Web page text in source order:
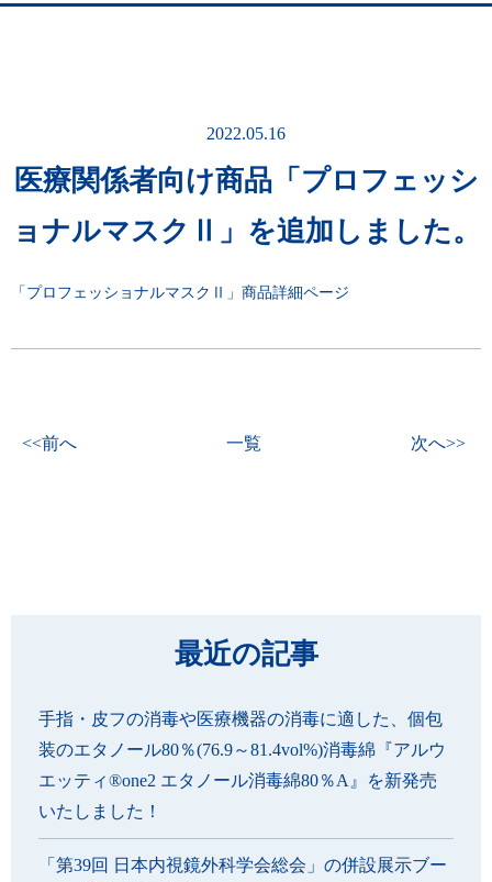
2022.05.16
医療関係者向け商品「プロフェッシ
ョナルマスクⅡ」を追加しました。
「プロフェッショナルマスクⅡ」商品詳細ページ
<<前へ 一覧 次へ>>
最近の記事
手指・皮フの消毒や医療機器の消毒に適した、個包
装のエタノール80％(76.9～81.4vol%)消毒綿『アルウ
エッティ®one2 エタノール消毒綿80％A』を新発売
いたしました！
「第39回 日本内視鏡外科学会総会」の併設展示ブー